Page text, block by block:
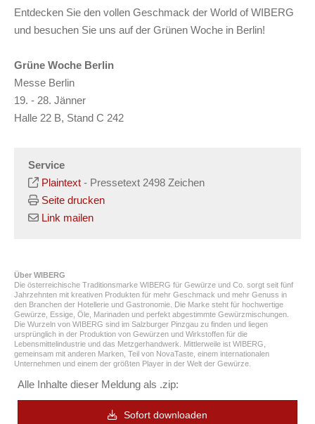
Entdecken Sie den vollen Geschmack der World of WIBERG
und besuchen Sie uns auf der Grünen Woche in Berlin!
Grüne Woche Berlin
Messe Berlin
19. - 28. Jänner
Halle 22 B, Stand C 242
Service
Plaintext - Pressetext 2498 Zeichen
Seite drucken
Link mailen
Über WIBERG
Die österreichische Traditionsmarke WIBERG für Gewürze und Co. sorgt seit fünf
Jahrzehnten mit kreativen Produkten für mehr Geschmack und mehr Genuss in
den Branchen der Hotellerie und Gastronomie. Die Marke steht für hochwertige
Gewürze, Essige, Öle, Marinaden und perfekt abgestimmte Gewürzmischungen.
Die Wurzeln von WIBERG sind im Salzburger Pinzgau zu finden und liegen
ursprünglich in der Produktion von Gewürzen und Wirkstoffen für die
Lebensmittelindustrie und das Metzgerhandwerk. Mittlerweile ist WIBERG,
gemeinsam mit anderen Marken, Teil von NovaTaste, einem internationalen
Unternehmen und einem der größten Player in der Welt der Gewürze.
Alle Inhalte dieser Meldung als .zip:
Sofort downloaden